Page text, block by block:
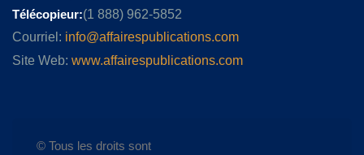
Télécopieur:(1 888) 962-5852
Courriel: info@affairespublications.com
Site Web: www.affairespublications.com
© Tous les droits sont